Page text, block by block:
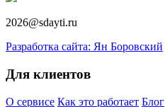
2026@sdayti.ru
Разработка сайта: Ян Боровский
Для клиентов
О сервисе Как это работает Блог